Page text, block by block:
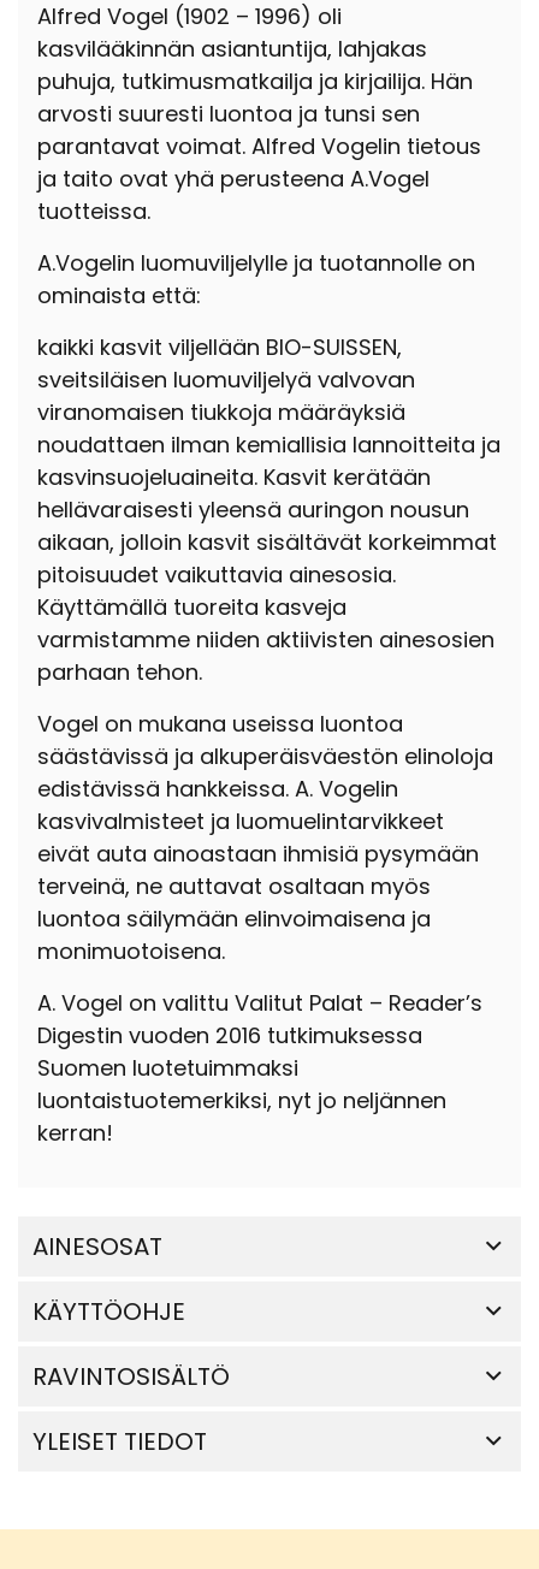
Alfred Vogel (1902 – 1996) oli
kasvilääkinnän asiantuntija, lahjakas
puhuja, tutkimusmatkailja ja kirjailija. Hän
arvosti suuresti luontoa ja tunsi sen
parantavat voimat. Alfred Vogelin tietous
ja taito ovat yhä perusteena A.Vogel
tuotteissa.
A.Vogelin luomuviljelylle ja tuotannolle on
ominaista että:
kaikki kasvit viljellään BIO-SUISSEN,
sveitsiläisen luomuviljelyä valvovan
viranomaisen tiukkoja määräyksiä
noudattaen ilman kemiallisia lannoitteita ja
kasvinsuojeluaineita. Kasvit kerätään
hellävaraisesti yleensä auringon nousun
aikaan, jolloin kasvit sisältävät korkeimmat
pitoisuudet vaikuttavia ainesosia.
Käyttämällä tuoreita kasveja
varmistamme niiden aktiivisten ainesosien
parhaan tehon.
Vogel on mukana useissa luontoa
säästävissä ja alkuperäisväestön elinoloja
edistävissä hankkeissa. A. Vogelin
kasvivalmisteet ja luomuelintarvikkeet
eivät auta ainoastaan ihmisiä pysymään
terveinä, ne auttavat osaltaan myös
luontoa säilymään elinvoimaisena ja
monimuotoisena.
A. Vogel on valittu Valitut Palat – Reader’s
Digestin vuoden 2016 tutkimuksessa
Suomen luotetuimmaksi
luontaistuotemerkiksi, nyt jo neljännen
kerran!
AINESOSAT
KÄYTTÖOHJE
RAVINTOSISÄLTÖ
YLEISET TIEDOT